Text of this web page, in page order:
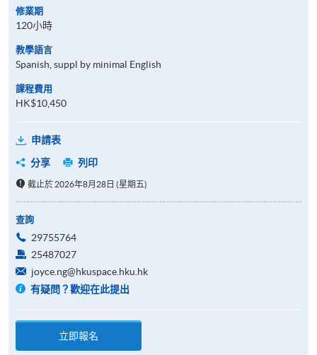
修業期
120小時
教學語言
Spanish, suppl by minimal English
課程費用
HK$10,450
申請表
分享
列印
截止於 2026年8月28日 (星期五)
查詢
29755764
25487027
joyce.ng@hkuspace.hku.hk
有疑問？歡迎在此提出
立即報名